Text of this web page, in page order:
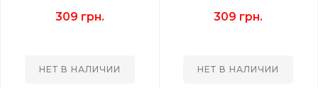
309 грн.
НЕТ В НАЛИЧИИ
309 грн.
НЕТ В НАЛИЧИИ